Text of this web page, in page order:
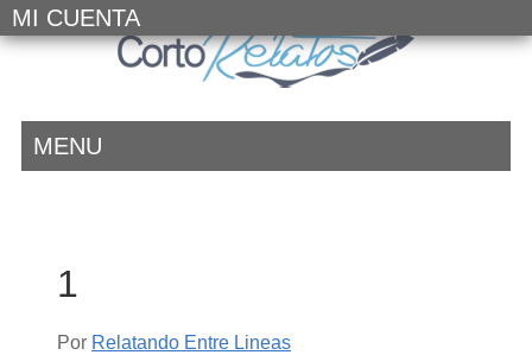
MI CUENTA
MENU
1
Por Relatando Entre Lineas